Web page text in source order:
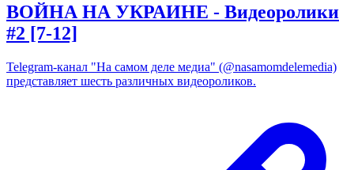
ВОЙНА НА УКРАИНЕ - Видеоролики
#2 [7-12]
Telegram-канал "На самом деле медиа" (@nasamomdelemedia)
представляет шесть различных видеороликов.